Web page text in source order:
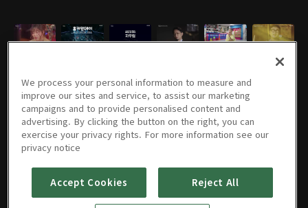
1772회
1771회
04/04/2026 • 48분
1770회 1769회 1768회 1767회 1766회
We process your personal information to measure and
improve our sites and service, to assist our marketing
campaigns and to provide personalised content and
advertising. By clicking the button on the right, you can
exercise your privacy rights. For more information see our
privacy notice
Accept Cookies Reject All